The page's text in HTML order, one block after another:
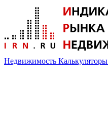
Недвижимость Калькуляторы